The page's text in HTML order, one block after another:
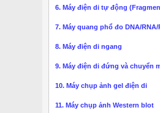
6. Máy điện di tự động
7. Máy quang phổ đo DNA/RNA/
8. Máy điện di ngang
9. Máy điện di đứng và chuyển
10. Máy chụp ảnh gel điện di
11. Máy chụp ảnh Western blot